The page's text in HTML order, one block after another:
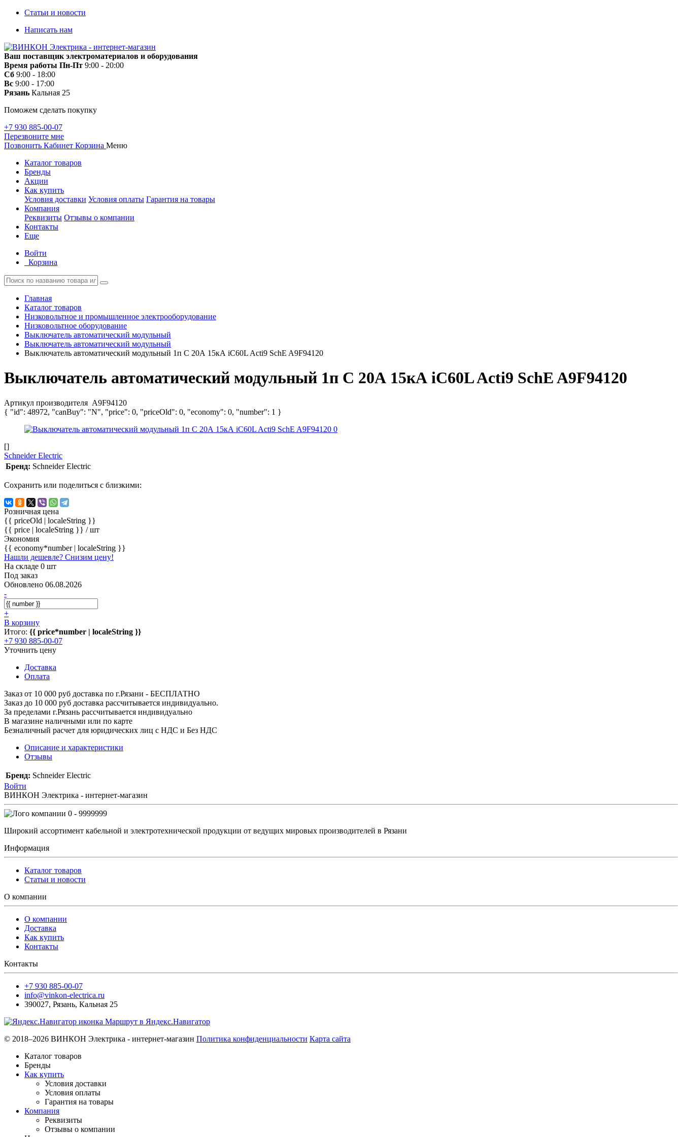
Статьи и новости
Написать нам
Ваш поставщик электроматериалов и оборудования
Время работы Пн-Пт 9:00 - 20:00
Сб 9:00 - 18:00
Вс 9:00 - 17:00
Рязань Кальная 25
Поможем сделать покупку
+7 930 885-00-07
Перезвоните мне
Позвонить Кабинет Корзина Меню
Каталог товаров
Бренды
Акции
Как купить
Условия доставки Условия оплаты Гарантия на товары
Компания
Реквизиты Отзывы о компании
Контакты
Еще
Войти
Корзина
Главная
Каталог товаров
Низковольтное и промышленное электрооборудование
Низковольтное оборудование
Выключатель автоматический модульный
Выключатель автоматический модульный
Выключатель автоматический модульный 1п C 20А 15кА iC60L Acti9 SchE A9F94120
Выключатель автоматический модульный 1п C 20А 15кА iC60L Acti9 SchE A9F94120
Артикул производителя A9F94120
{ "id": 48972, "canBuy": "N", "price": 0, "priceOld": 0, "economy": 0, "number": 1 }
[]
Schneider Electric
Бренд: Schneider Electric
Сохранить или поделиться с близкими:
Розничная цена
{{ priceOld | localeString }}
{{ price | localeString }} / шт
Экономия
{{ economy*number | localeString }}
Нашли дешевле? Снизим цену!
На складе 0 шт
Под заказ
Обновлено 06.08.2026
-
+
В корзину
Итого: {{ price*number | localeString }}
+7 930 885-00-07
Уточнить цену
Доставка
Оплата
Заказ от 10 000 руб доставка по г.Рязани - БЕСПЛАТНО
Заказ до 10 000 руб доставка рассчитывается индивидуально.
За пределами г.Рязань рассчитывается индивидуально
В магазине наличными или по карте
Безналичный расчет для юридических лиц с НДС и Без НДС
Описание и характеристики
Отзывы
Бренд: Schneider Electric
Войти
ВИНКОН Электрика - интернет-магазин
0 - 9999999
Широкий ассортимент кабельной и электротехнической продукции от ведущих мировых производителей в Рязани
Информация
Каталог товаров
Статьи и новости
О компании
О компании
Доставка
Как купить
Контакты
Контакты
+7 930 885-00-07
info@vinkon-electrica.ru
390027, Рязань, Кальная 25
Маршрут в Яндекс.Навигатор
© 2018–2026 ВИНКОН Электрика - интернет-магазин Политика конфиденциальности Карта сайта
Каталог товаров
Бренды
Как купить
Условия доставки
Условия оплаты
Гарантия на товары
Компания
Реквизиты
Отзывы о компании